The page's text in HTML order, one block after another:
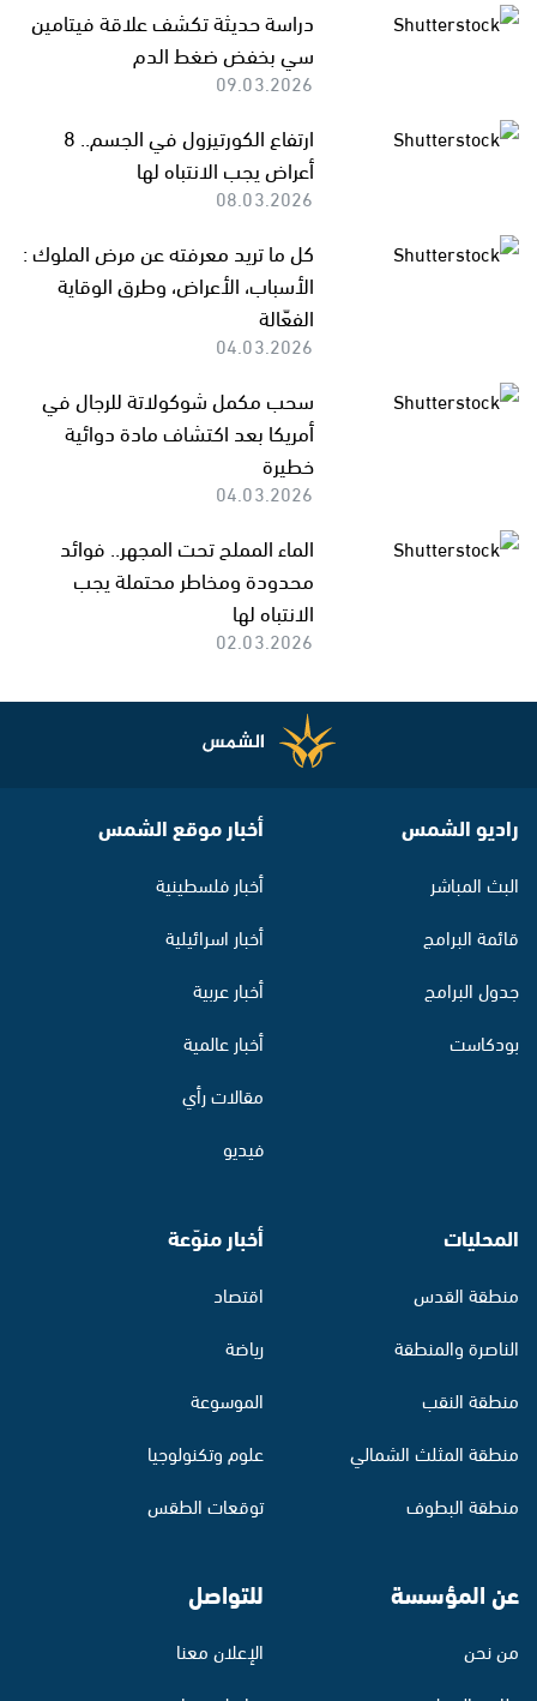
دراسة حديثة تكشف علاقة فيتامين
سي بخفض ضغط الدم
09.03.2026
ارتفاع الكورتيزول في الجسم.. 8
أعراض يجب الانتباه لها
08.03.2026
كل ما تريد معرفته عن مرض الملوك :
الأسباب، الأعراض، وطرق الوقاية
الفعّالة
04.03.2026
سحب مكمل شوكولاتة للرجال في
أمريكا بعد اكتشاف مادة دوائية
خطيرة
04.03.2026
الماء المملح تحت المجهر.. فوائد
محدودة ومخاطر محتملة يجب
الانتباه لها
02.03.2026
راديو الشمس
البث المباشر
قائمة البرامج
جدول البرامج
بودكاست
أخبار موقع الشمس
أخبار فلسطينية
أخبار اسرائيلية
أخبار عربية
أخبار عالمية
مقالات رأي
فيديو
المحليات
منطقة القدس
الناصرة والمنطقة
منطقة النقب
منطقة المثلث الشمالي
منطقة البطوف
أخبار منوّعة
اقتصاد
رياضة
الموسوعة
علوم وتكنولوجيا
توقعات الطقس
عن المؤسسة
من نحن
للتواصل
الإعلان معنا